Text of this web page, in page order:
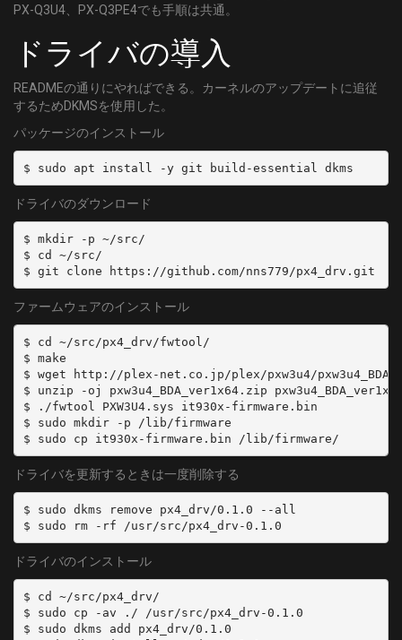
	SYMBOL_RATE = 5274000
[28]
	FREQUENCY = 563000000
	SYMBOL_RATE = 5274000
	MODULATION = QAM/AUTO
	DELIVERY_SYSTEM = DVBC/ANNEX_A
	FREQUENCY = 569000000
	MODULATION = QAM/AUTO
[30]
	DELIVERY_SYSTEM = DVBC/ANNEX_A
	FREQUENCY = 575000000
	MODULATION = QAM/AUTO
[31]
	DELIVERY_SYSTEM = DVBC/ANNEX_A
	FREQUENCY = 581000000
	SYMBOL_RATE = 5274000
	MODULATION = QAM/AUTO
	FREQUENCY = 587000000
	SYMBOL_RATE = 5274000
[33]
	DELIVERY_SYSTEM = DVBC/ANNEX_A
	FREQUENCY = 593000000
	SYMBOL_RATE = 5274000
- name: 'CATV:39'
  type: SKY
  channel: '39'
- name: 'CATV:40'
- name: 'CATV:41'
  type: SKY
  channel: '41'
  channel: '42'
- name: 'CATV:43'
  type: SKY
- name: 'CATV:44'
  type: SKY
  channel: '44'
  type: SKY
  channel: '45'
- name: 'CATV:47'
  type: SKY
  channel: 'C13'
- name: 'CATV:C14'
  type: SKY
PX-Q3U4、PX-Q3PE4でも手順は共通。
ドライバの導入
READMEの通りにやればできる。カーネルのアップデートに追従
するためDKMSを使用した。
パッケージのインストール
ドライバのダウンロード
$ mkdir -p ~/src/
$ cd ~/src/
ファームウェアのインストール
$ cd ~/src/px4_drv/fwtool/
$ make
$ wget http://plex-net.co.jp/plex/pxw3u4/
$ unzip -oj pxw3u4_BDA_ver1x64.zip
$ ./fwtool PXW3U4.sys it930x-firmware.bin
$ sudo mkdir -p /lib/firmware
ドライバを更新するときは一度削除する
$ sudo dkms remove px4_drv/0.1.0 --all
ドライバのインストール
$ cd ~/src/px4_drv/
$ sudo cp -av ./ /usr/src/px4_drv-0.1.0
$ sudo dkms add px4_drv/0.1.0